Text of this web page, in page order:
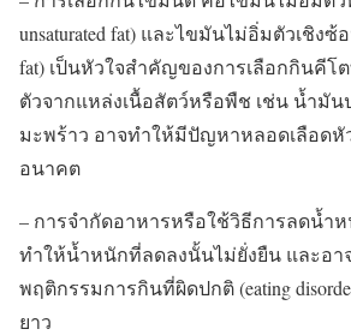
unsaturated fat) และไขมันไม่อิ่มตัวเชิงซ้อ
fat) เป็นหัวใจสำคัญของการเลือกกินคีโ
ตัวจากแหล่งเนื้อสัตว์หรือพืช เช่น น้ำมั
มะพร้าว อาจทำให้มีปัญหาหลอดเลือดหั
อนาคต
– การจำกัดอาหารหรือใช้วิธีการลดน้ำห
ทำให้น้ำหนักที่ลดลงนั้นไม่ยั่งยืน และอา
พฤติกรรมการกินที่ผิดปกติ (eating
ยาว